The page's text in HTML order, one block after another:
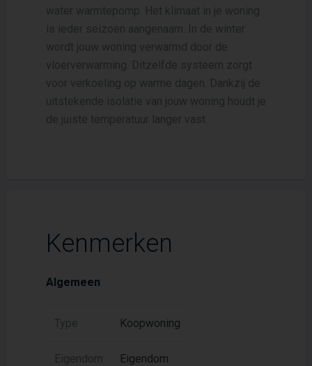
water warmtepomp. Het klimaat in je woning
is ieder seizoen aangenaam. In de winter
wordt jouw woning verwarmd door de
vloerverwarming. Ditzelfde systeem zorgt
voor verkoeling op warme dagen. Dankzij de
uitstekende isolatie van jouw woning houdt je
de juiste temperatuur langer vast.
Kenmerken
Algemeen
Type Koopwoning
Eigendom Eigendom